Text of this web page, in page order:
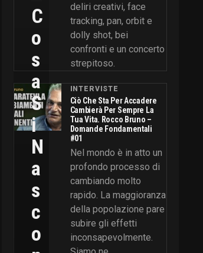
deliri creativi, face
tracking, pan, orbit e
dolly shot, bei
confronti e un concerto
strepitoso.
INTERVISTE
Ciò Che Sta Per Accadere
Cambierà Per Sempre La
Tua Vita. Rocco Bruno –
Domande Fondamentali
#01
Nel mondo è in atto un
profondo processo di
cambiando molto
rapido. La maggioranza
della popolazione pare
subire gli effetti
inconsapevolmente.
C
O
S
A
S
I
N
A
S
C
O